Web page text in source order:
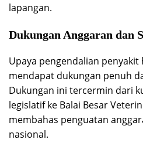
lapangan.
Dukungan Anggaran dan
Upaya pengendalian
mendapat dukungan penuh
Dukungan ini tercermin dari
legislatif ke Balai Besar
membahas penguatan
nasional.